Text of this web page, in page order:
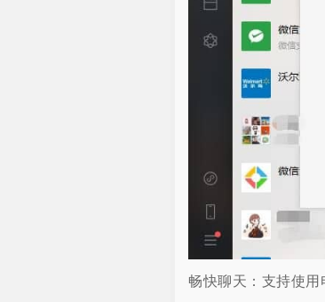
畅快聊天：支持使用